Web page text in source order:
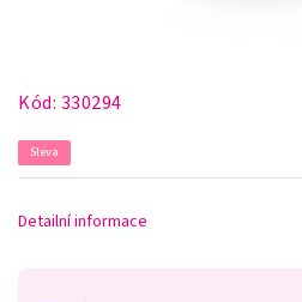
Kód: 330294
Sleva
Detailní informace